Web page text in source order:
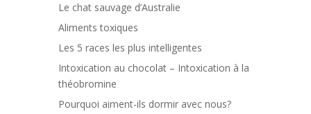
Le chat sauvage d’Australie
Aliments toxiques
Les 5 races les plus intelligentes
Intoxication au chocolat – Intoxication à la
théobromine
Pourquoi aiment-ils dormir avec nous?